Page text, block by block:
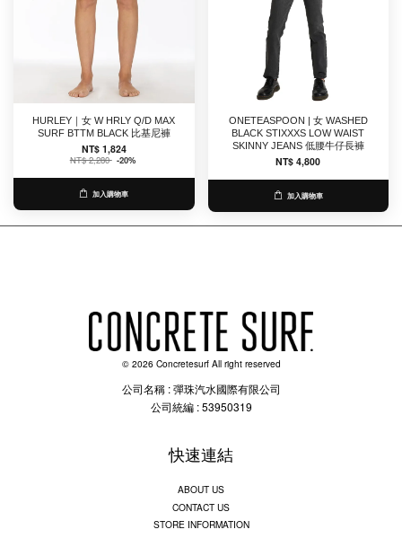
HURLEY｜女 W HRLY Q/D MAX
SURF BTTM BLACK 比基尼褲
NT$ 1,824
NT$ 2,280 -20%
加入購物車
ONETEASPOON | 女 WASHED
BLACK STIXXXS LOW WAIST
SKINNY JEANS 低腰牛仔長褲
NT$ 4,800
加入購物車
© 2026 Concretesurf All right reserved
公司名稱 : 彈珠汽水國際有限公司
公司統編 : 53950319
快速連結
ABOUT US
CONTACT US
STORE INFORMATION